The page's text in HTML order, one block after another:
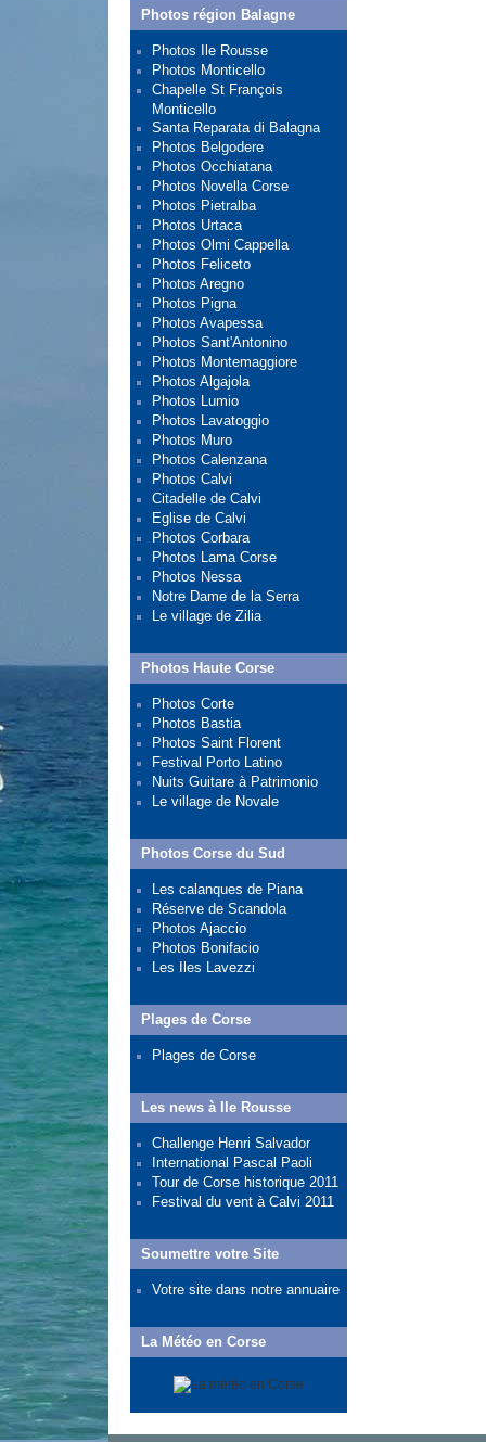
Photos région Balagne
Photos Ile Rousse
Photos Monticello
Chapelle St François
Monticello
Santa Reparata di Balagna
Photos Belgodere
Photos Occhiatana
Photos Novella Corse
Photos Pietralba
Photos Urtaca
Photos Olmi Cappella
Photos Feliceto
Photos Aregno
Photos Pigna
Photos Avapessa
Photos Sant'Antonino
Photos Montemaggiore
Photos Algajola
Photos Lumio
Photos Lavatoggio
Photos Muro
Photos Calenzana
Photos Calvi
Citadelle de Calvi
Eglise de Calvi
Photos Corbara
Photos Lama Corse
Photos Nessa
Notre Dame de la Serra
Le village de Zilia
Photos Haute Corse
Photos Corte
Photos Bastia
Photos Saint Florent
Festival Porto Latino
Nuits Guitare à Patrimonio
Le village de Novale
Photos Corse du Sud
Les calanques de Piana
Réserve de Scandola
Photos Ajaccio
Photos Bonifacio
Les Iles Lavezzi
Plages de Corse
Plages de Corse
Les news à Ile Rousse
Challenge Henri Salvador
International Pascal Paoli
Tour de Corse historique 2011
Festival du vent à Calvi 2011
Soumettre votre Site
Votre site dans notre annuaire
La Météo en Corse